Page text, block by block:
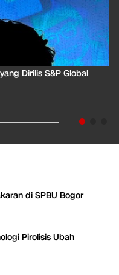
Dirilis S&P Global
di SPBU Bogor
Pirolisis Ubah